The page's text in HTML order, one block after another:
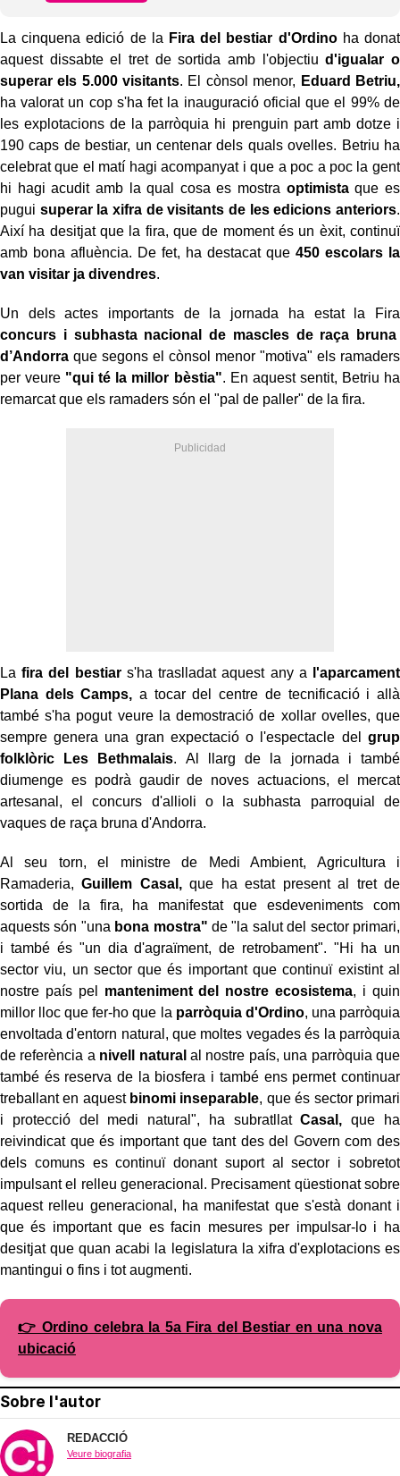
La cinquena edició de la Fira del bestiar d'Ordinoha donat
aquest dissabte el tret de sortida amb l'objectiud'igualar o
superar els 5.000 visitants. El cònsol menor, Eduard Betriu,
ha valorat un cop s'ha fet la inauguració oficial que el 99% de
les explotacions de la parròquia hi prenguin part amb dotze i
190 caps de bestiar, un centenar dels quals ovelles. Betriu ha
celebrat que el matí hagi acompanyat i que a poc a poc la gent
hi hagi acudit amb la qual cosa es mostra optimistaque es
pugui superar la xifra de visitants de les edicions anteriors.
Així ha desitjat que la fira, que de moment és un èxit, continuï
amb bona afluència. De fet, ha destacat que 450 escolars la
van visitar ja divendres.
Un dels actes importants de la jornada ha estat la Fira
concurs i subhasta nacional de mascles de raça bruna
d’Andorra que segons el cònsol menor "motiva" els ramaders
per veure "qui té la millor bèstia". En aquest sentit, Betriu ha
remarcat que els ramaders són el "pal de paller" de la fira.
Lafira del bestiars'ha traslladat aquest any a
l'aparcament
Plana dels Camps, a tocar del centre de tecnificació i allà
també s'ha pogut veure la demostració de xollar ovelles, que
sempre genera una gran expectació o l'espectacle del
grup
folklòric Les Bethmalais. Al llarg de la jornada i també
diumenge es podrà gaudir de noves actuacions, el mercat
artesanal, el concurs d'allioli o la subhasta parroquial de
vaques de raça bruna d'Andorra.
Al seu torn, el ministre de Medi Ambient, Agricultura i
Ramaderia,Guillem Casal,que ha estat present al tret de
sortida de la fira, ha manifestat que esdeveniments com
aquests són "una bona mostra" de "la salut del sector primari,
i també és "un dia d'agraïment, de retrobament". "Hi ha un
sector viu, un sector que és important que continuï existint al
nostre país pel manteniment del nostre ecosistema, i quin
millor lloc que fer-ho que la parròquia d'Ordino, una parròquia
envoltada d'entorn natural, que moltes vegades és la parròquia
de referència a nivell natural al nostre país, una parròquia que
també és reserva de la biosfera i també ens permet continuar
treballant en aquest binomi inseparable, que és sector primari
i protecció del medi natural", ha subratllatCasal, que ha
reivindicat que és important que tant des del Govern com des
dels comuns es continuï donant suport al sector i sobretot
impulsant el relleu generacional. Precisament qüestionat sobre
aquest relleu generacional, ha manifestat que s'està donant i
que és important que es facin mesures per impulsar-lo i ha
desitjat que quan acabi la legislatura la xifra d'explotacions es
mantingui o fins i tot augmenti.
👉 Ordino celebra la 5a Fira del Bestiar en una nova
ubicació
Sobre l'autor
REDACCIÓ
Veure biografia